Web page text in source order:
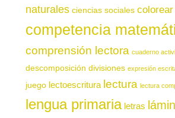
naturales ciencias sociales colorear
competencia
comprensión lectora cuaderno
descomposición divisiones expresión
juego lectoescritura lectura lectura
lengua primaria letras